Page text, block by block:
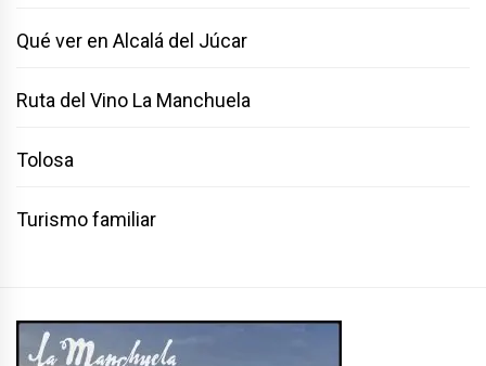
Qué ver en Alcalá del Júcar
Ruta del Vino La Manchuela
Tolosa
Turismo familiar